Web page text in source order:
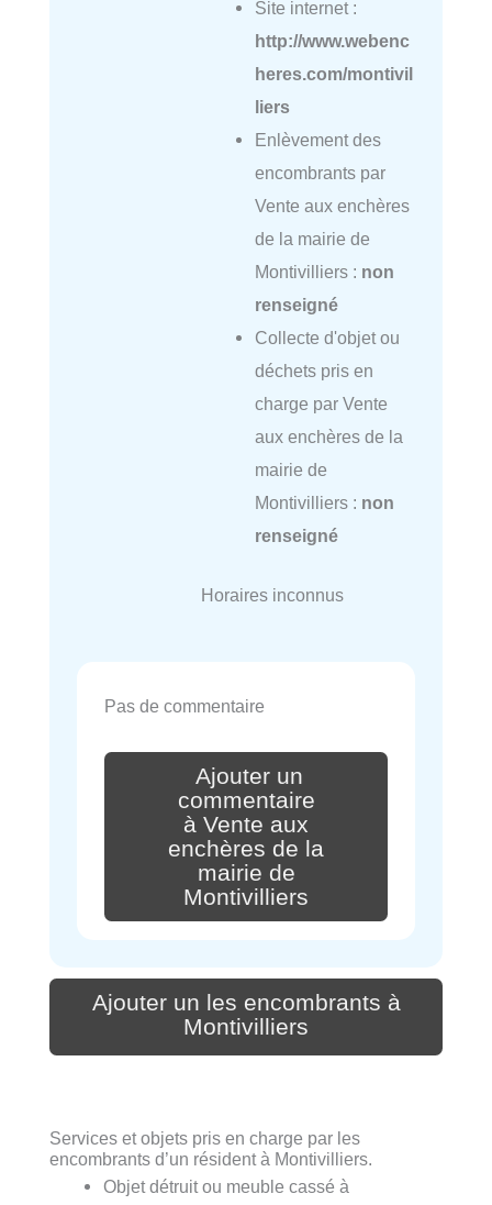
Site internet :
http://www.webenc
heres.com/montivil
liers
Enlèvement des
encombrants par
Vente aux enchères
de la mairie de
Montivilliers : non
renseigné
Collecte d'objet ou
déchets pris en
charge par Vente
aux enchères de la
mairie de
Montivilliers : non
renseigné
Horaires inconnus
Pas de commentaire
Ajouter un
commentaire
à Vente aux
enchères de la
mairie de
Montivilliers
Ajouter un les encombrants à
Montivilliers
Services et objets pris en charge par les
encombrants d’un résident à Montivilliers.
Objet détruit ou meuble cassé à